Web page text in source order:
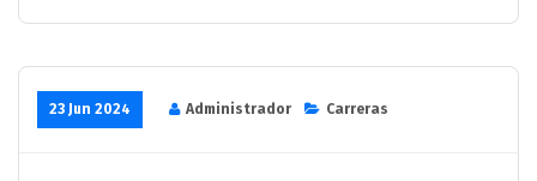
23 Jun 2024 Administrador Carreras